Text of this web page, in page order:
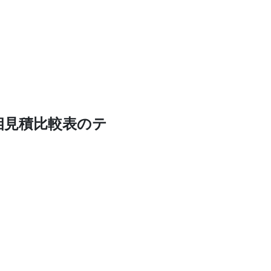
積比較表のテ